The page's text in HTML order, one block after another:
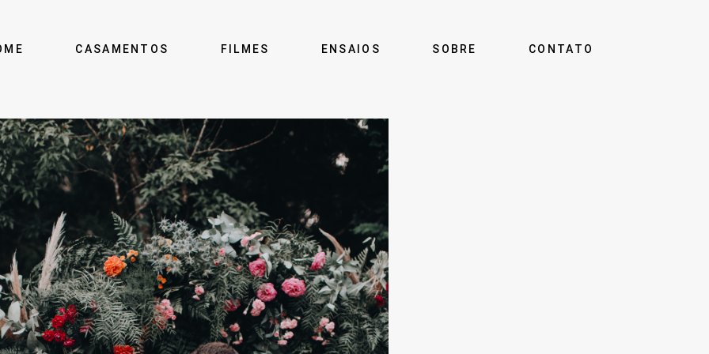
CASAMENTOS FILMES ENSAIOS SOBRE CONTATO